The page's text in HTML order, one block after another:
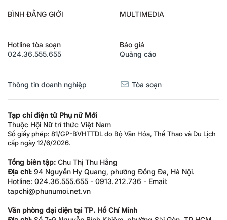
BÌNH ĐẲNG GIỚI MULTIMEDIA
Hotline tòa soạn
024.36.555.655
Báo giá
Quảng cáo
Thông tin doanh nghiệp Tòa soạn
Tạp chí điện tử Phụ nữ Mới
Thuộc Hội Nữ trí thức Việt Nam
Số giấy phép: 81/GP-BVHTTDL do Bộ Văn Hóa, Thể Thao và Du Lịch
cấp ngày 12/6/2026.
Tổng biên tập: Chu Thị Thu Hằng
Địa chỉ: 94 Nguyễn Hy Quang, phường Đống Đa, Hà Nội.
Hotline: 024.36.555.655 - 0913.212.736 - Email:
tapchi@phunumoi.net.vn
Văn phòng đại diện tại TP. Hồ Chí Minh
Địa chỉ: Số 7-9 Nguyễn Bỉnh Khiêm, phường Sài Gòn, TP.HCM